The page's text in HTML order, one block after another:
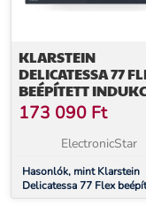
KLARSTEIN
DELICATESSA 77
BEÉPÍTETT
FŐZŐLAP, 7500 W,
FLEXI ZÓNA,
INDUKCIÓ
173 090 Ft
ElectronicStar
Hasonlók, mint Klarstein
Delicatessa 77 Flex
indukciós főzőlap, 7500